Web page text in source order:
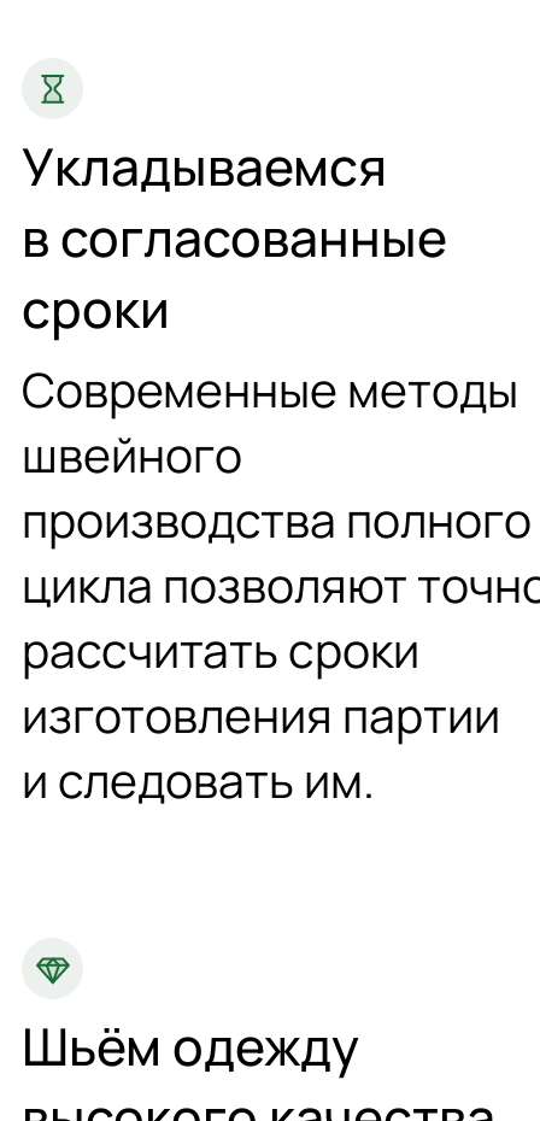
Укладываемся
в согласованные
сроки
Современные методы
швейного
производства полного
цикла позволяют
рассчитать сроки
изготовления партии
и следовать им.
Шьём одежду